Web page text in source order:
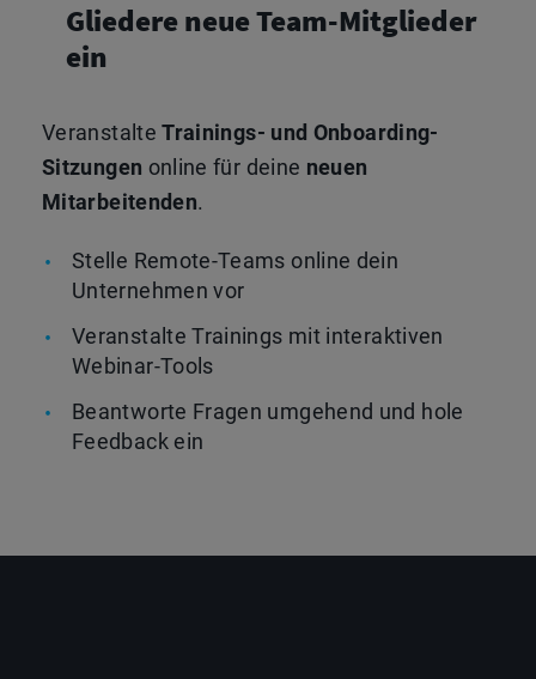
Gliedere neue Team-Mitglieder
ein
VeranstalteTrainings- und Onboarding-
Sitzungen online für deine neuen
Mitarbeitenden.
Stelle Remote-Teams online dein
Unternehmen vor
Veranstalte Trainings mit interaktiven
Webinar-Tools
Beantworte Fragen umgehend und hole
Feedback ein